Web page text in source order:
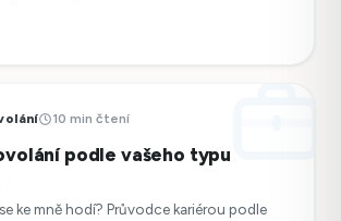
10 min čtení
podle vašeho typu
ke mně hodí? Průvodce kariérou podle